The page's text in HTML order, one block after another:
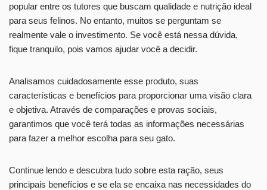
popular entre os tutores que buscam qualidade e nutrição ideal
para seus felinos. No entanto, muitos se perguntam se
realmente vale o investimento. Se você está nessa dúvida,
fique tranquilo, pois vamos ajudar você a decidir.
Analisamos cuidadosamente esse produto, suas
características e benefícios para proporcionar uma visão clara
e objetiva. Através de comparações e provas sociais,
garantimos que você terá todas as informações necessárias
para fazer a melhor escolha para seu gato.
Continue lendo e descubra tudo sobre esta ração, seus
principais benefícios e se ela se encaixa nas necessidades do